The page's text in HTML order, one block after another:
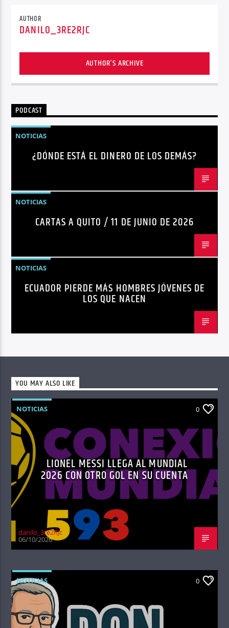
AUTHOR
DANILO_3RE2RJC
AUTHOR'S ARCHIVE
PODCAST
NOTICIAS
¿DÓNDE ESTÁ EL DINERO DE LOS DEMÁS?
NOTICIAS
CARTAS A QUITO / 11 DE JUNIO DE 2026
NOTICIAS
ECUADOR PIERDE MÁS HOMBRES JÓVENES DE
LOS QUE NACEN
YOU MAY ALSO LIKE
NOTICIAS 0
LIONEL MESSI LLEGA AL MUNDIAL
2026 CON OTRO GOL EN SU CUENTA
danilo_3re2RJc
06/10/2026
NOTICIAS 0